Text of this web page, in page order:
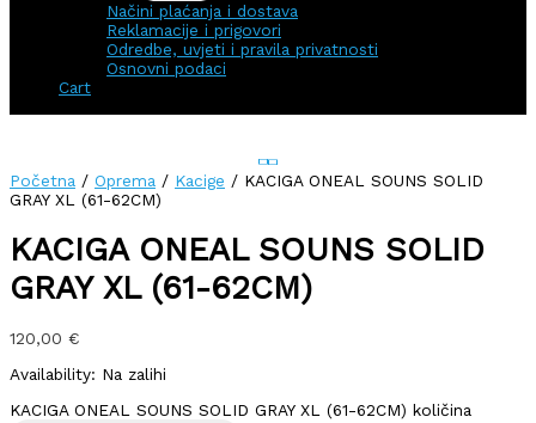
Načini plaćanja i dostava
Reklamacije i prigovori
Odredbe, uvjeti i pravila privatnosti
Osnovni podaci
Cart
Početna / Oprema / Kacige / KACIGA ONEAL SOUNS SOLID
GRAY XL (61-62CM)
KACIGA ONEAL SOUNS SOLID
GRAY XL (61-62CM)
120,00 €
Availability: Na zalihi
KACIGA ONEAL SOUNS SOLID GRAY XL (61-62CM) količina